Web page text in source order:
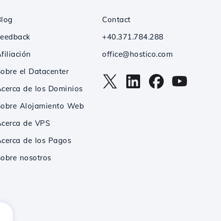
el Datacenter
de los Dominios
Alojamiento Web
de VPS
de los Pagos
nosotros
Contact
+40.371.784.288
office@hostico.com